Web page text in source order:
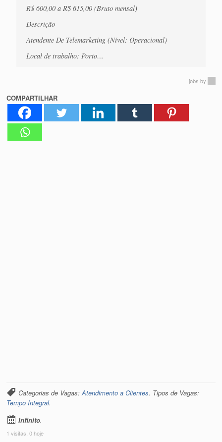
R$ 600,00 a R$ 615,00 (Bruto mensal)
Descrição
Atendente De Telemarketing (Nível: Operacional)
Local de trabalho: Porto…
jobs by
COMPARTILHAR
Categorias de Vagas:Atendimento a Clientes. Tipos de Vagas:
Tempo Integral.
Infinito.
1 visitas, 0 hoje